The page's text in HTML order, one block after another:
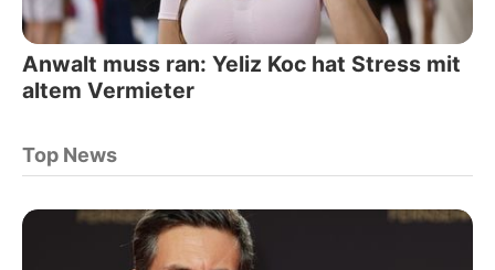
Anwalt muss ran: Yeliz Koc hat Stress mit
altem Vermieter
Top News